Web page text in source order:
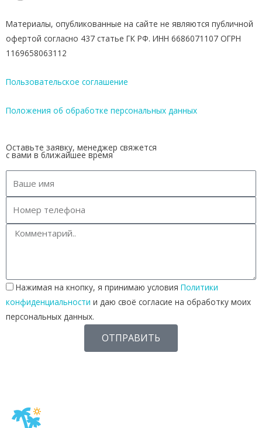
Материалы, опубликованные на сайте не являются публичной
офертой согласно 437 статье ГК РФ. ИНН 6686071107 ОГРН
1169658063112
Пользовательское соглашение
Положения об обработке персональных данных
Оставьте заявку, менеджер свяжется
с вами в ближайшее время
Нажимая на кнопку, я принимаю условия Политики
конфиденциальности и даю своё согласие на обработку моих
персональных данных.
ОТПРАВИТЬ